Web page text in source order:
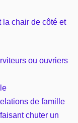
chair de côté et
ou ouvriers
de famille
chuter un